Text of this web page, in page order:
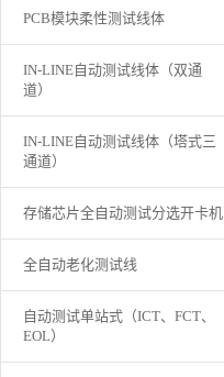
PCB模块柔性测试线体
IN-LINE自动测试线体（双通
道）
IN-LINE自动测试线体（塔式三
通道）
存储芯片全自动测试分选开卡机
全自动老化测试线
自动测试单站式（ICT、FCT、
EOL）